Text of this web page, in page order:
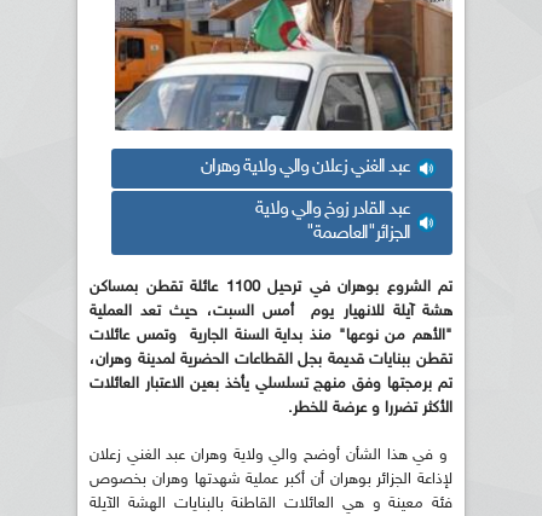
عبد الغني زعلان والي ولاية وهران
عبد القادر زوخ والي ولاية
الجزائر"العاصمة"
تم الشروع بوهران في ترحيل 1100 عائلة تقطن بمساكن
هشة آيلة للانهيار يوم
أمس السبت، حيث تعد العملية
"الأهم من نوعها" منذ بداية السنة الجارية وتمس عائلات
تقطن ببنايات قديمة بجل القطاعات الحضرية لمدينة وهران،
تم برمجتها وفق منهج تسلسلي يأخذ بعين الاعتبار العائلات
الأكثر تضررا و عرضة للخطر.
و في هذا الشأن أوضح والي ولاية وهران عبد الغني زعلان
لإذاعة الجزائر بوهران أن أكبر عملية شهدتها وهران بخصوص
فئة معينة و هي العائلات القاطنة بالبنايات الهشة الآيلة